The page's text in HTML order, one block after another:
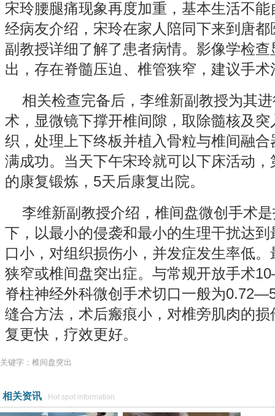
宋玲腰腿痛现象再度加重，基本生活不
经病友介绍，宋玲在家人陪同下来到唐
副教授详细了解了患者病情。影像学检
出，存在脊髓压迫、椎管狭窄，建议手术
相关检查完备后，李维新副教授为其
术，显微镜下撑开椎间隙，取除髓核及
织，处理上下终板并植入骨粒与椎间融
满成功。当天下午宋玲就可以下床活动
的康复锻炼，5天后康复出院。
李维新副教授介绍，椎间盘微创手术
下，以最小的侵袭和最小的生理干扰达
口小，对组织损伤小，并发症发生率低
狭窄或椎间盘突出症。与常规开放手术
脊柱神经外科微创手术切口一般为
缝合方法，术后瘢痕小，对椎旁肌肉的
复更快，疗效更好。
关键字：椎间盘突出
相关资讯 Hot spot information